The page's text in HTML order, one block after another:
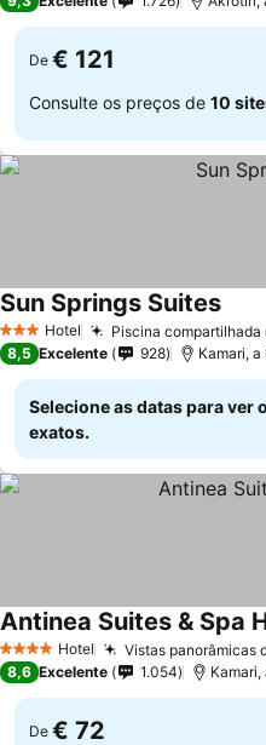
De € 121
Consulte os preços de 10
3 EstrelasHotel Piscina compartilhada
Sun Springs Suites
8,5 Excelente 928 Kamari, a
Selecione as datas para ver
exatos.
4 EstrelasHotel Vistas panorâmicas
Antinea Suites & Spa
8,6 Excelente 1.054 Kamari,
De € 72